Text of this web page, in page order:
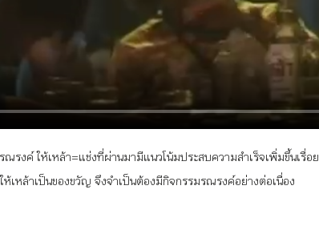
ณรงค์ ให้เหล้า=แช่งที่ผ่านมามีแนวโน้มประสบความสำเร็จเพิ่มขึ้นเ
ห้เหล้าเป็นของขวัญ จึงจำเป็นต้องมีกิจกรรมรณรงค์อย่างต่อเนื่อง